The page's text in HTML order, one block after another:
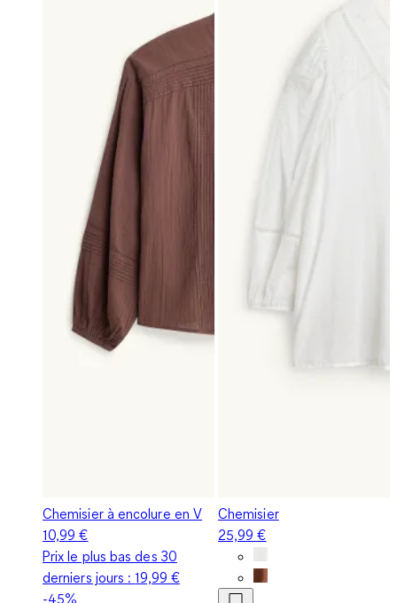
Chemisier à encolure en V
10,99 €
Prix le plus bas des 30
derniers jours :19,99 €
-45%
Chemisier
25,99 €